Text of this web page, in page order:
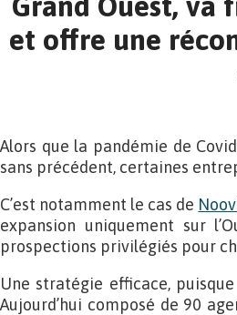
et offre une
Alors que la pandémie de
sans précédent, certaines
C’est notamment le cas de
expansion uniquement sur
prospections privilégiés pour
Une stratégie efficace,
Aujourd’hui composé de 90